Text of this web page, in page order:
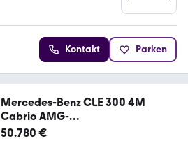
Kontakt Parken
Mercedes-Benz CLE 300 4M
Cabrio AMG-
Sport/DIGITAL/Cam/Memo/19'
50.780 €